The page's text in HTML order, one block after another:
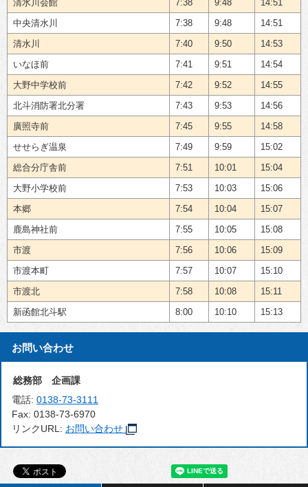
清水川会館
7:38 9:48
14:51
中央清水川
7:38 9:48
14:51
清水川
7:40 9:50
14:53
いなほ前
7:41 9:51
14:54
大野中学校前
7:42 9:52
14:55
北斗消防署北分署
7:43 9:53
14:56
廣照寺前
7:45 9:55
14:58
せせらぎ温泉
7:49 9:59
15:02
総合分庁舎前
7:51 10:01
15:04
大野小学校前
7:53 10:03
15:06
本郷
7:54 10:04
15:07
鹿島神社前
7:55 10:05
15:08
市渡
7:56 10:06
15:09
市渡本町
7:57 10:07
15:10
市渡北
7:58 10:08
15:11
新函館北斗駅
8:00 10:10 15:13
お問い合わせ
総務部 企画課
電話: 0138-73-3111
Fax: 0138-73-6970
リンクURL: お問い合わせ